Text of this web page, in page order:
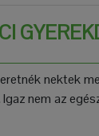
nektek
nem az